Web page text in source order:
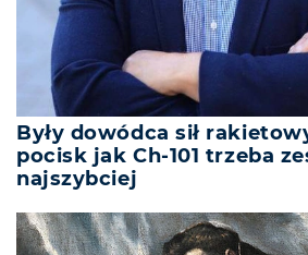
Były dowódca sił
pocisk jak Ch-101 trzeba
najszybciej